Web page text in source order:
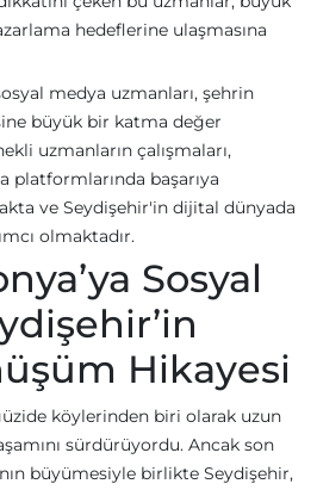
hedeflerine ulaşmasına
medya uzmanları, şehrin
büyük bir katma değer
uzmanların çalışmaları,
platformlarında başarıya
ve Seydişehir'in dijital dünyada
olmaktadır.
Sosyal
Hikayesi
köylerinden biri olarak uzun
sürdürüyordu. Ancak son
büyümesiyle birlikte Seydişehir,